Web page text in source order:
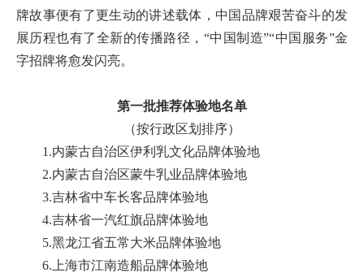
牌故事便有了更生动的讲述载体，中国品牌艰苦奋斗的发
展历程也有了全新的传播路径，“中国制造”“中国服务”金
字招牌将愈发闪亮。
第一批推荐体验地名单
（按行政区划排序）
1.内蒙古自治区伊利乳文化品牌体验地
2.内蒙古自治区蒙牛乳业品牌体验地
3.吉林省中车长客品牌体验地
4.吉林省一汽红旗品牌体验地
5.黑龙江省五常大米品牌体验地
6.上海市江南造船品牌体验地